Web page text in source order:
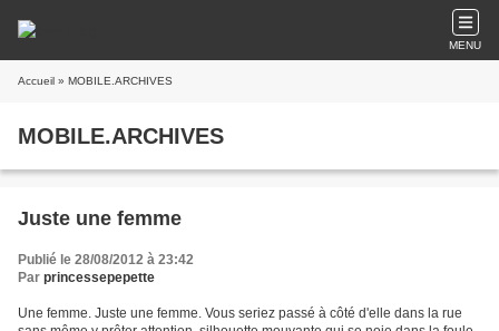
MENU
Accueil » MOBILE.ARCHIVES
MOBILE.ARCHIVES
Juste une femme
Publié le 28/08/2012 à 23:42
Par princessepepette
Une femme. Juste une femme. Vous seriez passé à côté d'elle dans la rue